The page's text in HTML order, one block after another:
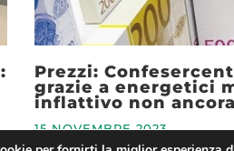
Prezzi:
grazie a energetici
inflattivo non
15 NOVEMBRE 2023